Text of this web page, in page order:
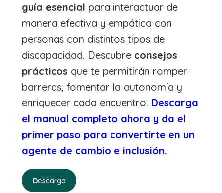
guía esencial para interactuar de
manera efectiva y empática con
personas con distintos tipos de
discapacidad. Descubre consejos
prácticos que te permitirán romper
barreras, fomentar la autonomía y
enriquecer cada encuentro. Descarga
el manual completo ahora y da el
primer paso para convertirte en un
agente de cambio e inclusión.
Descarga